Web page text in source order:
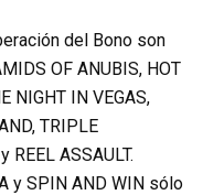
del Bono son
OF ANUBIS, HOT
NIGHT IN VEGAS,
TRIPLE
REEL ASSAULT.
y SPIN AND WIN sólo